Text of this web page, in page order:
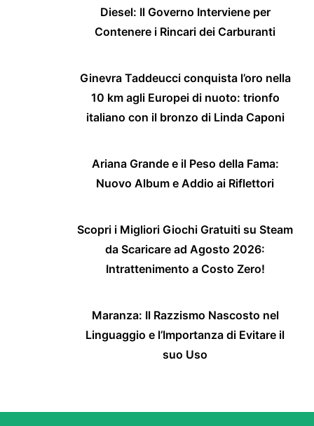
Diesel: Il Governo Interviene per
Contenere i Rincari dei Carburanti
Ginevra Taddeucci conquista l’oro nella
10 km agli Europei di nuoto: trionfo
italiano con il bronzo di Linda Caponi
Ariana Grande e il Peso della Fama:
Nuovo Album e Addio ai Riflettori
Scopri i Migliori Giochi Gratuiti su Steam
da Scaricare ad Agosto 2026:
Intrattenimento a Costo Zero!
Maranza: Il Razzismo Nascosto nel
Linguaggio e l’Importanza di Evitare il
suo Uso